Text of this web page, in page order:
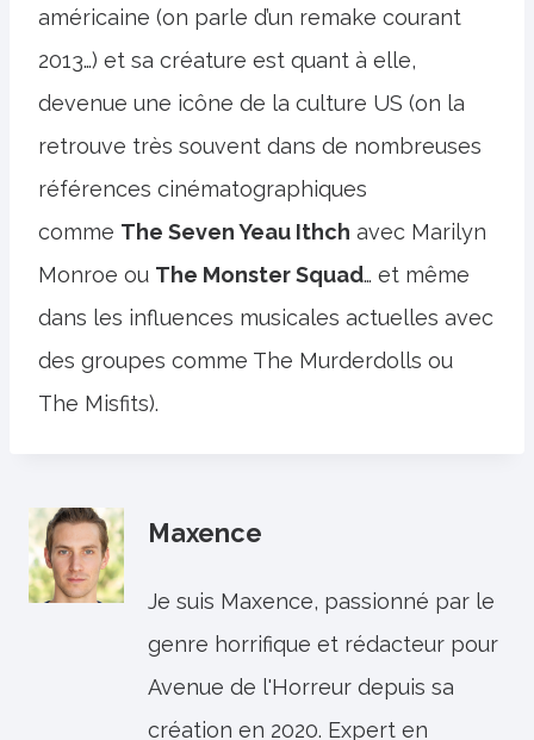
américaine (on parle d’un remake courant
2013…) et sa créature est quant à elle,
devenue une icône de la culture US (on la
retrouve très souvent dans de nombreuses
références cinématographiques
comme The Seven Yeau Ithch avec Marilyn
Monroe ou The Monster Squad… et même
dans les influences musicales actuelles avec
des groupes comme The Murderdolls ou
The Misfits).
Maxence
Je suis Maxence, passionné par le
genre horrifique et rédacteur pour
Avenue de l'Horreur depuis sa
création en 2020. Expert en